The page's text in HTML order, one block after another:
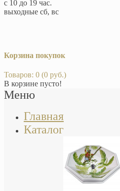
с 10 до 19 час.
выходные сб, вс
Корзина покупок
Товаров: 0 (0 руб.)
В корзине пусто!
Меню
Главная
Каталог